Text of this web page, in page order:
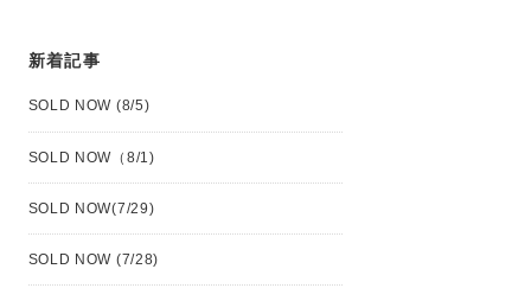
新着記事
SOLD NOW (8/5)
SOLD NOW（8/1)
SOLD NOW(7/29)
SOLD NOW (7/28)